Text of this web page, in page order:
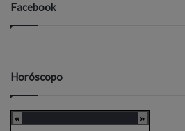
Facebook
Horóscopo